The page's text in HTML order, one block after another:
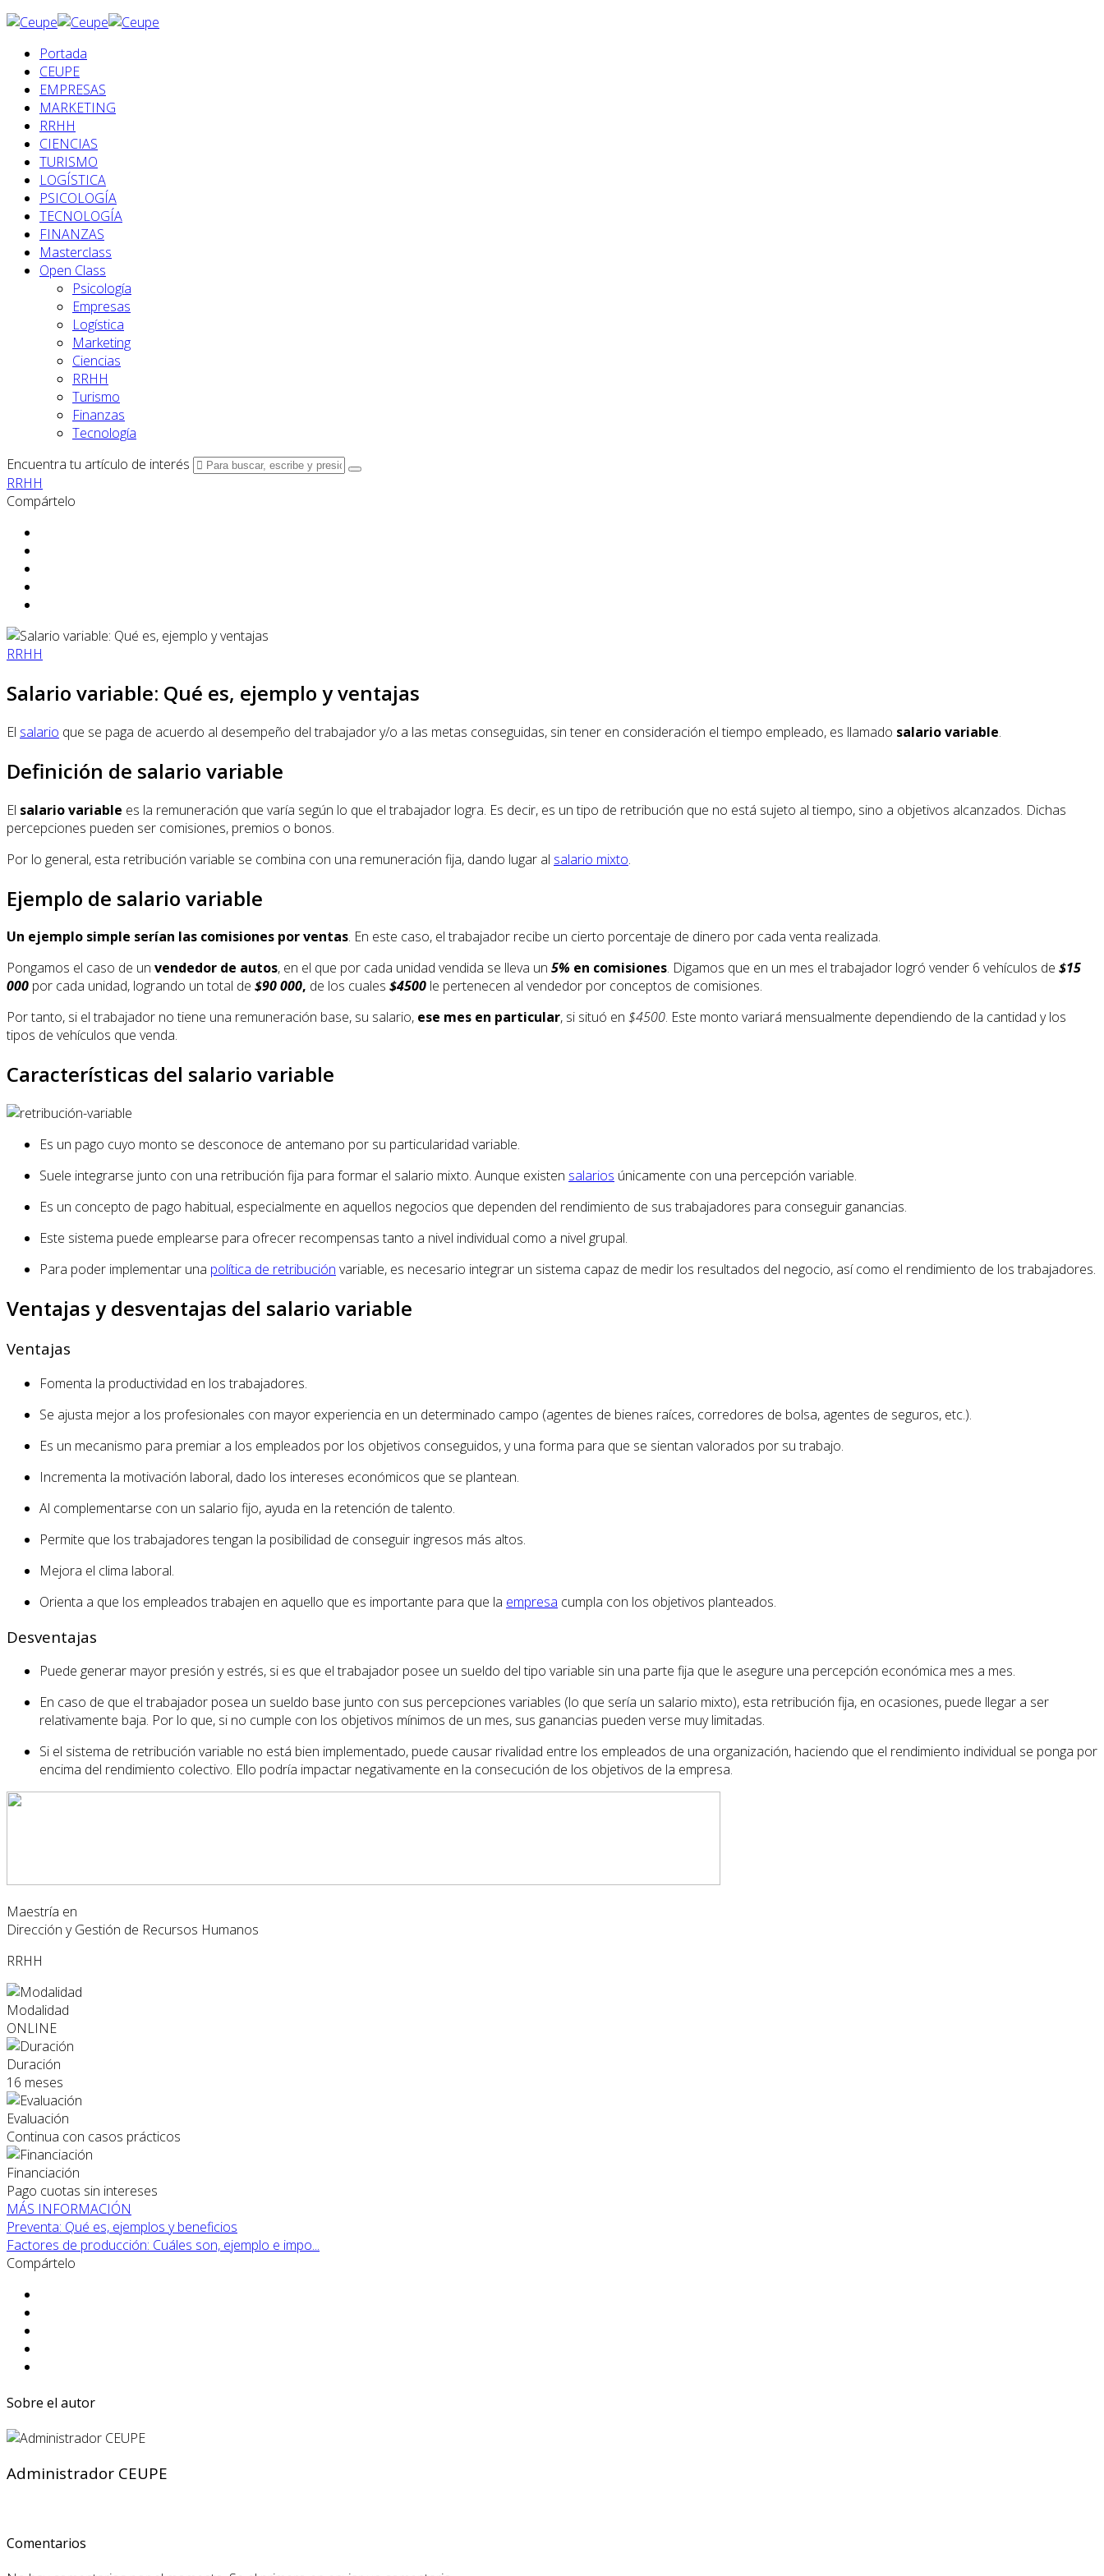
Portada
CEUPE
EMPRESAS
MARKETING
RRHH
CIENCIAS
TURISMO
LOGÍSTICA
PSICOLOGÍA
TECNOLOGÍA
FINANZAS
Masterclass
Open Class
Psicología
Empresas
Logística
Marketing
Ciencias
RRHH
Turismo
Finanzas
Tecnología
Encuentra tu artículo de interés
RRHH
Compártelo
RRHH
Salario variable: Qué es, ejemplo y ventajas
El salario que se paga de acuerdo al desempeño del trabajador y/o a las metas conseguidas, sin tener en consideración el tiempo empleado, es llamado salario variable.
Definición de salario variable
El salario variable es la remuneración que varía según lo que el trabajador logra. Es decir, es un tipo de retribución que no está sujeto al tiempo, sino a objetivos alcanzados. Dichas
percepciones pueden ser comisiones, premios o bonos.
Por lo general, esta retribución variable se combina con una remuneración fija, dando lugar al salario mixto.
Ejemplo de salario variable
Un ejemplo simple serían las comisiones por ventas. En este caso, el trabajador recibe un cierto porcentaje de dinero por cada venta realizada.
Pongamos el caso de un vendedor de autos, en el que por cada unidad vendida se lleva un 5% en comisiones. Digamos que en un mes el trabajador logró vender 6 vehículos de $15
000 por cada unidad, logrando un total de $90 000, de los cuales $4500 le pertenecen al vendedor por conceptos de comisiones.
Por tanto, si el trabajador no tiene una remuneración base, su salario, ese mes en particular, si situó en $4500. Este monto variará mensualmente dependiendo de la cantidad y los
tipos de vehículos que venda.
Características del salario variable
Es un pago cuyo monto se desconoce de antemano por su particularidad variable.
Suele integrarse junto con una retribución fija para formar el salario mixto. Aunque existen salarios únicamente con una percepción variable.
Es un concepto de pago habitual, especialmente en aquellos negocios que dependen del rendimiento de sus trabajadores para conseguir ganancias.
Este sistema puede emplearse para ofrecer recompensas tanto a nivel individual como a nivel grupal.
Para poder implementar una política de retribución variable, es necesario integrar un sistema capaz de medir los resultados del negocio, así como el rendimiento de los trabajadores.
Ventajas y desventajas del salario variable
Ventajas
Fomenta la productividad en los trabajadores.
Se ajusta mejor a los profesionales con mayor experiencia en un determinado campo (agentes de bienes raíces, corredores de bolsa, agentes de seguros, etc.).
Es un mecanismo para premiar a los empleados por los objetivos conseguidos, y una forma para que se sientan valorados por su trabajo.
Incrementa la motivación laboral, dado los intereses económicos que se plantean.
Al complementarse con un salario fijo, ayuda en la retención de talento.
Permite que los trabajadores tengan la posibilidad de conseguir ingresos más altos.
Mejora el clima laboral.
Orienta a que los empleados trabajen en aquello que es importante para que la empresa cumpla con los objetivos planteados.
Desventajas
Puede generar mayor presión y estrés, si es que el trabajador posee un sueldo del tipo variable sin una parte fija que le asegure una percepción económica mes a mes.
En caso de que el trabajador posea un sueldo base junto con sus percepciones variables (lo que sería un salario mixto), esta retribución fija, en ocasiones, puede llegar a ser
relativamente baja. Por lo que, si no cumple con los objetivos mínimos de un mes, sus ganancias pueden verse muy limitadas.
Si el sistema de retribución variable no está bien implementado, puede causar rivalidad entre los empleados de una organización, haciendo que el rendimiento individual se ponga por
encima del rendimiento colectivo. Ello podría impactar negativamente en la consecución de los objetivos de la empresa.
Maestría en
Dirección y Gestión de Recursos Humanos
RRHH
Modalidad
ONLINE
Duración
16 meses
Evaluación
Continua con casos prácticos
Financiación
Pago cuotas sin intereses
MÁS INFORMACIÓN
Preventa: Qué es, ejemplos y beneficios
Factores de producción: Cuáles son, ejemplo e impo...
Compártelo
Sobre el autor
Administrador CEUPE
Comentarios